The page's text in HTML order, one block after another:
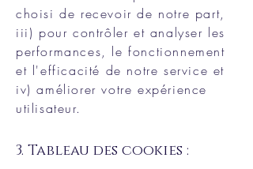
choisi de recevoir de notre part,
iii) pour contrôler et analyser les
performances, le fonctionnement
et l'efficacité de notre service et
iv) améliorer votre expérience
utilisateur.
3. Tableau des cookies :